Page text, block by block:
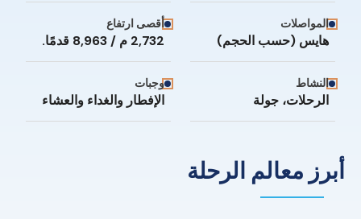
المواصلات
هايس (حسب الحجم)
أقصى ارتفاع
2,732 م / 8,963 قدمًا.
النشاط
الرحلات، جولة
وجبات
الإفطار والغداء والعشاء
أبرز معالم الرحلة